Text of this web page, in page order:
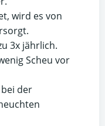
wird es von
3x jährlich.
Scheu vor
der